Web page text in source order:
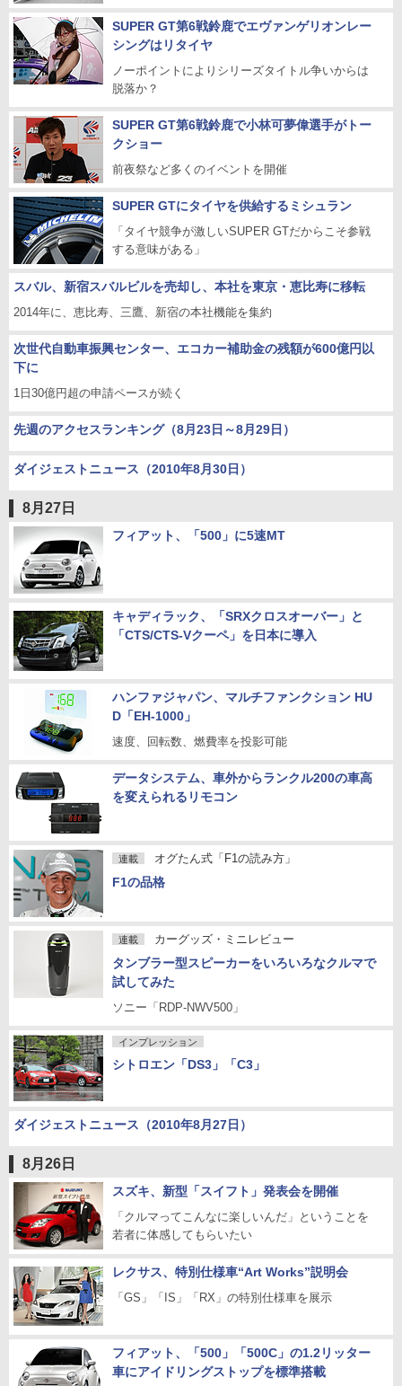
SUPER GT第6戦鈴鹿でエヴァンゲリオンレー
シングはリタイヤ
ノーポイントによりシリーズタイトル争いからは
脱落か？
SUPER GT第6戦鈴鹿で小林可夢偉選手がトー
クショー
前夜祭など多くのイベントを開催
SUPER GTにタイヤを供給するミシュラン
「タイヤ競争が激しいSUPER GTだからこそ参戦
する意味がある」
スバル、新宿スバルビルを売却し、本社を東京・恵比寿に移転
2014年に、恵比寿、三鷹、新宿の本社機能を集約
次世代自動車振興センター、エコカー補助金の残額が600億円以
下に
1日30億円超の申請ペースが続く
先週のアクセスランキング（8月23日～8月29日）
ダイジェストニュース（2010年8月30日）
8月27日
フィアット、「500」に5速MT
キャディラック、「SRXクロスオーバー」と
「CTS/CTS-Vクーペ」を日本に導入
ハンファジャパン、マルチファンクション HU
D「EH-1000」
速度、回転数、燃費率を投影可能
データシステム、車外からランクル200の車高
を変えられるリモコン
連載 オグたん式「F1の読み方」
F1の品格
連載 カーグッズ・ミニレビュー
タンブラー型スピーカーをいろいろなクルマで
試してみた
ソニー「RDP-NWV500」
インプレッション
シトロエン「DS3」「C3」
ダイジェストニュース（2010年8月27日）
8月26日
スズキ、新型「スイフト」発表会を開催
「クルマってこんなに楽しいんだ」ということを
若者に体感してもらいたい
レクサス、特別仕様車“Art Works”説明会
「GS」「IS」「RX」の特別仕様車を展示
フィアット、「500」「500C」の1.2リッター
車にアイドリングストップを標準搭載